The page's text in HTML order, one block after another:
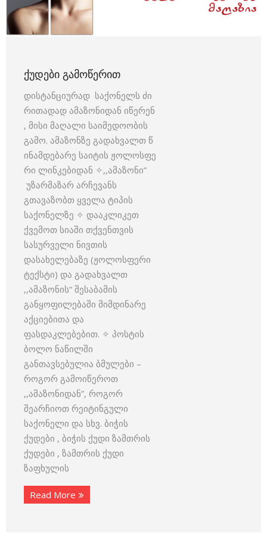
ᲥᲣᲓᲔᲑᲘ ᲒᲐᲛᲝᲬᲔᲠᲘᲗ
დისტანციურად საქონელს ძი
რითადად ამაზონიდან იწერენ
, მისი მაღალი საიმედოობის
გამო. ამაზონზე გადახვალთ წ
ინამდებარე საიტის ჟოლოსფე
რი ლინკებიდან ✧,,ამაზონი”
უზარმაზარ არჩევანს
გთავაზობთ ყველა ტიპის
საქონელზე ✧ დააკლიკეთ
ქვემოთ სიაში თქვენთვის
სასურველი ნივთის
დასახელებაზე (ჟოლოსფერი
ტექსტი) და გადახვალთ
,,ამაზონის“ შესაბამის
განყოფილებაში მიმდინარე
აქციებითა და
ფასდაკლებებით. ✧ პოსტის
ბოლო ნაწილში
განთავსებულია ბმულები –
როგორ გამოიწეროთ
,,ამაზონიდან”, როგორ
შეარჩიოთ რეიტინგული
საქონელი და სხვ. ბიჭის
ქუდები , ბიჭის ქუდი ზამთრის
ქუდები , ზამთრის ქუდი
ზაფხულის
Read More